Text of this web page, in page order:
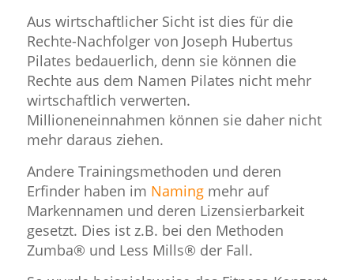
Aus wirtschaftlicher Sicht ist dies für die
Rechte-Nachfolger von Joseph Hubertus
Pilates bedauerlich, denn sie können die
Rechte aus dem Namen Pilates nicht mehr
wirtschaftlich verwerten.
Millioneneinnahmen können sie daher nicht
mehr daraus ziehen.
Andere Trainingsmethoden und deren
Erfinder haben im Namingmehr auf
Markennamen und deren Lizensierbarkeit
gesetzt. Dies ist z.B. bei den Methoden
Zumba® und Less Mills® der Fall.